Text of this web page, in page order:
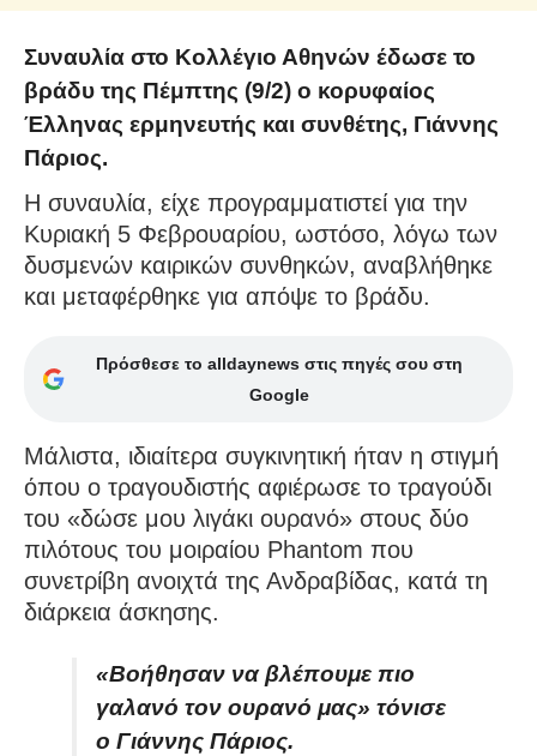
Συναυλία στο Κολλέγιο Αθηνών έδωσε το
βράδυ της Πέμπτης (9/2) ο κορυφαίος
Έλληνας ερμηνευτής και συνθέτης, Γιάννης
Πάριος.
Η συναυλία, είχε προγραμματιστεί για την
Κυριακή 5 Φεβρουαρίου, ωστόσο, λόγω των
δυσμενών καιρικών συνθηκών, αναβλήθηκε
και μεταφέρθηκε για απόψε το βράδυ.
Πρόσθεσε το alldaynews στις πηγές σου στη
Google
Μάλιστα, ιδιαίτερα συγκινητική ήταν η στιγμή
όπου ο τραγουδιστής αφιέρωσε το τραγούδι
του «δώσε μου λιγάκι ουρανό» στους δύο
πιλότους του μοιραίου Phantom που
συνετρίβη ανοιχτά της Ανδραβίδας, κατά τη
διάρκεια άσκησης.
«Βοήθησαν να βλέπουμε πιο
γαλανό τον ουρανό μας» τόνισε
ο Γιάννης Πάριος.